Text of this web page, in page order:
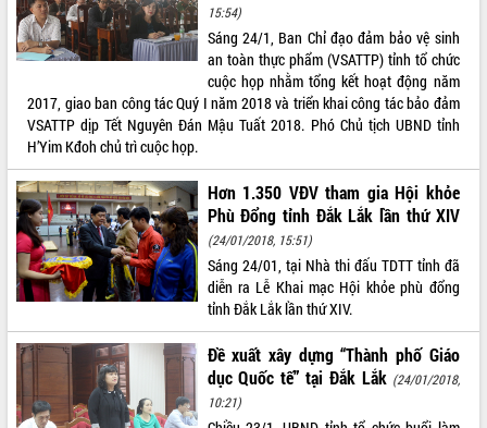
Thường trực HĐND tỉnh Đắk Lắk gặp
mặt Đoàn chuyên gia y tế TP. Hồ Chí
Minh
Lễ truy điệu và an táng hài cốt liệt sĩ
tại Nghĩa trang Liệt sĩ xã Sơn Hòa
Bàn giải pháp tháo gỡ khó khăn trong
xuất khẩu sầu riêng và triển khai quy
định EUDR
Thứ trưởng Bộ Nông nghiệp và Môi
trường Nguyễn Hoàng Hiệp khảo sát
vùng trồng và doanh nghiệp đóng gói
sầu riêng tại Đắk Lắk
Trình diễn nghệ thuật chế biến các
Đắk Lắk công bố Quy hoạch và xúc
tiến đầu tư tỉnh
Ngành cá ngừ Đắk Lắk chủ động thích
ứng để giữ vững thị trường xuất khẩu
Hôm nay: 8402
Tất cả:
66053725
15:54)
Sáng 24/1, Ban Chỉ đạo đảm bảo vệ sinh
an toàn thực phẩm (VSATTP) tỉnh tổ chức
cuộc họp nhằm tổng kết hoạt động năm
2017, giao ban công tác Quý I năm 2018 và triển khai công tác bảo đảm
VSATTP dịp Tết Nguyên Đán Mậu Tuất 2018. Phó Chủ tịch UBND tỉnh
H’Yim Kđoh chủ trì cuộc họp.
Hơn 1.350 VĐV tham gia Hội khỏe
Phù Đổng tỉnh Đắk Lắk lần thứ XIV
(24/01/2018, 15:51)
Sáng 24/01, tại Nhà thi đấu TDTT tỉnh đã
diễn ra Lễ Khai mạc Hội khỏe phù đổng
tỉnh Đắk Lắk lần thứ XIV.
Đề xuất xây dựng “Thành phố Giáo
dục Quốc tế” tại Đắk Lắk (24/01/2018,
10:21)